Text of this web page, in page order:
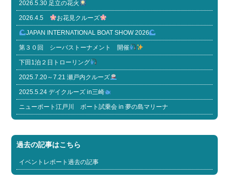
2026.5.30 足立の花火
2026.4.5 お花見クルーズ
JAPAN INTERNATIONAL BOAT SHOW 2026
第３０回 シーバストーナメント 開催
下田1泊２日トローリング
2025.7.20～7.21 瀬戸内クルーズ
2025.5.24 デイクルーズ in三崎
ニューポート江戸川 ボート試乗会 in 夢の島マリーナ
過去の記事はこちら
イベントレポート過去の記事